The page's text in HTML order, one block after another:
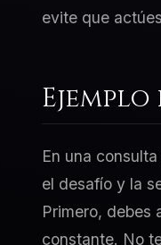
evite que
En una
el desafío y la
Primero, debes
constante. No